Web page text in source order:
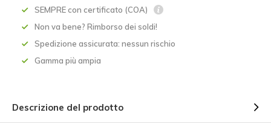
SEMPRE con certificato (COA)
Non va bene? Rimborso dei soldi!
Spedizione assicurata: nessun rischio
Gamma più ampia
Descrizione del prodotto